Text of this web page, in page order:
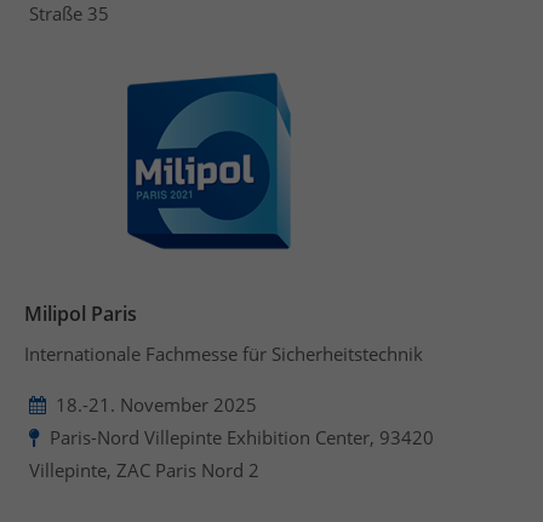
Straße 35
Milipol Paris
Internationale Fachmesse für Sicherheitstechnik
18.-21. November 2025
Paris-Nord Villepinte Exhibition Center, 93420
Villepinte, ZAC Paris Nord 2